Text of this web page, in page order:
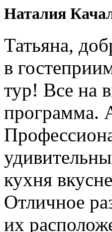
Наталия
Татьяна,
в
тур! Все на
программа.
кухня
Отличное
их